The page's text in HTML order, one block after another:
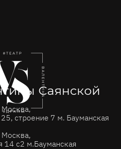
Саянской
Москва,
строение 7 м. Бауманская
Москва,
14 с2 м.Бауманская